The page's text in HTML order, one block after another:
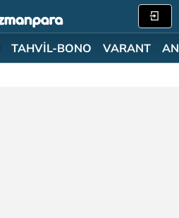
TAHVİL-BONO VARANT